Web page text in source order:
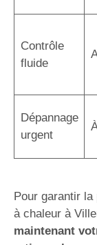
Contrôle
fluide
Dépannage
urgent
Pour garantir
à chaleur à
maintenant